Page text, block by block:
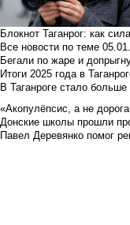
Блокнот Таганрог: как
Все новости по теме
Бегали по жаре и
Итоги 2025 года в
В Таганроге стало
«Акопулёпсис, а не
Донские школы прошли
Павел Деревянко помог